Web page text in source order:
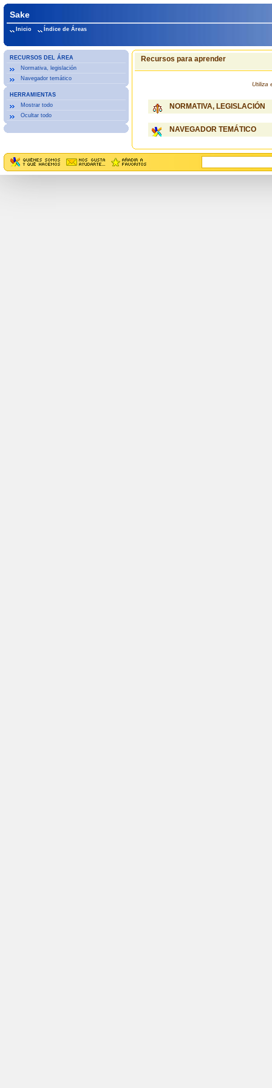
Sake
Inicio Índice de Áreas
RECURSOS DEL ÁREA
Normativa, legislación
Navegador temático
HERRAMIENTAS
Mostrar todo
Ocultar todo
Recursos para aprender
Utiliza
NORMATIVA, LEGISLACIÓN
NAVEGADOR TEMÁTICO